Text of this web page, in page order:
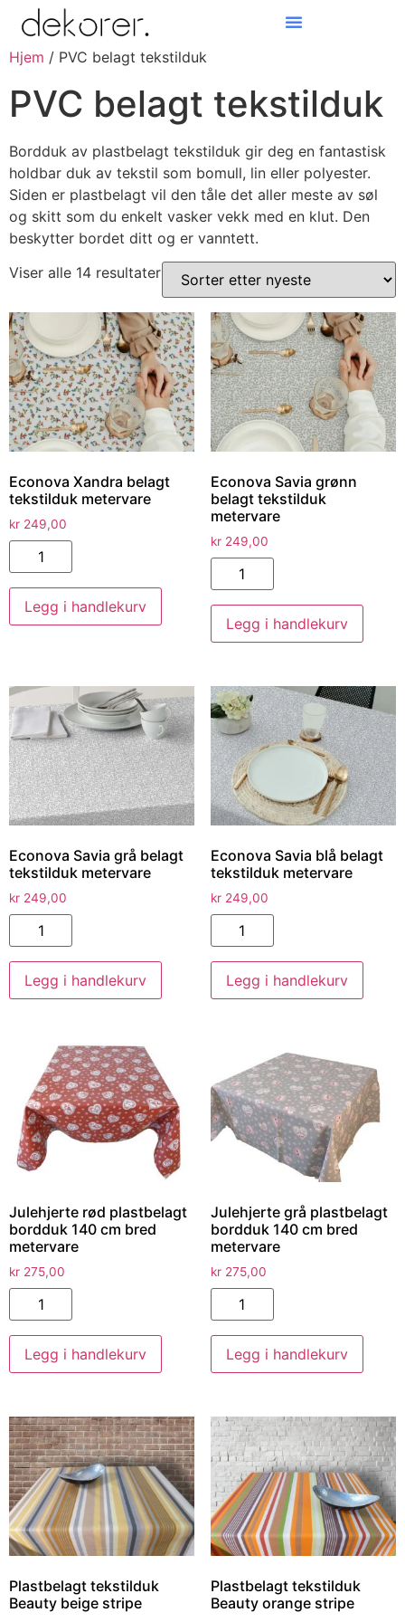
Hjem / PVC belagt tekstilduk
PVC belagt tekstilduk
Bordduk av plastbelagt tekstilduk gir deg en fantastisk
holdbar duk av tekstil som bomull, lin eller polyester.
Siden er plastbelagt vil den tåle det aller meste av søl
og skitt som du enkelt vasker vekk med en klut. Den
beskytter bordet ditt og er vanntett.
Viser alle 14 resultater
Econova Xandra belagt
tekstilduk metervare
kr 249,00
Legg i handlekurv
Econova Savia grønn
belagt tekstilduk
metervare
kr249,00
Legg i handlekurv
Econova Savia grå belagt
tekstilduk metervare
kr 249,00
Legg i handlekurv
Econova Savia blå belagt
tekstilduk metervare
kr249,00
Legg i handlekurv
Julehjerte rød plastbelagt
bordduk 140 cm bred
metervare
kr 275,00
Legg i handlekurv
Julehjerte grå plastbelagt
bordduk 140 cm bred
metervare
kr275,00
Legg i handlekurv
Plastbelagt tekstilduk
Beauty beige stripe
Plastbelagt tekstilduk
Beauty orange stripe